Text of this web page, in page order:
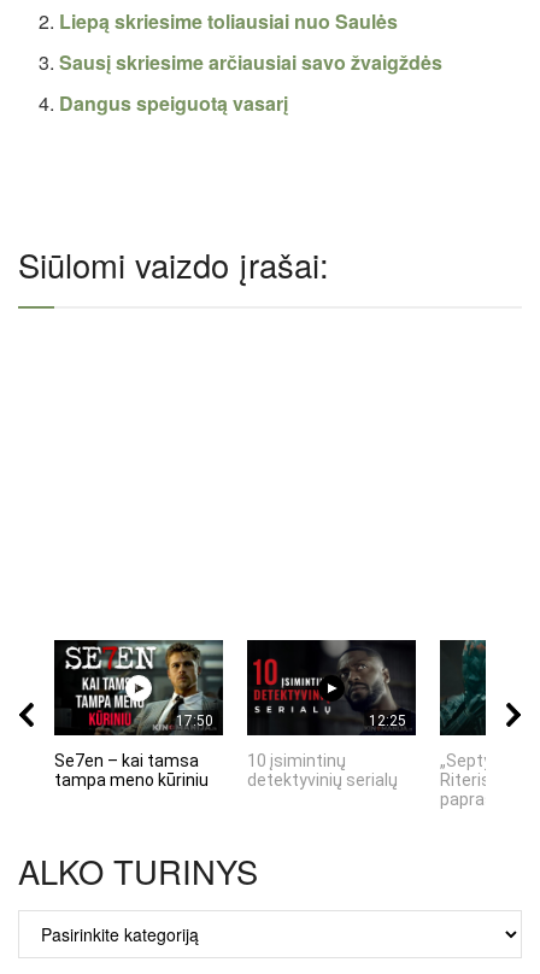
Liepą skriesime toliausiai nuo Saulės
Sausį skriesime arčiausiai savo žvaigždės
Dangus speiguotą vasarį
Siūlomi vaizdo įrašai:
17:50
Se7en – kai tamsa
tampa meno kūriniu
12:25
10 įsimintinų
detektyvinių serialų
„Septynių
Riteris" – kai
ALKO TURINYS
TURINYS